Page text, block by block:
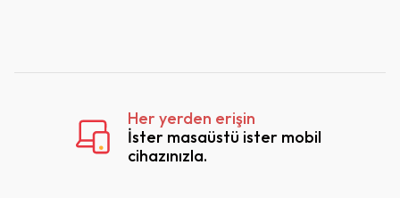
Her yerden erişin
İster masaüstü ister mobil
cihazınızla.